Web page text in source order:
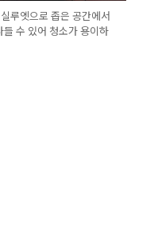
루엣으로 좁은 공간에서
수 있어 청소가 용이하